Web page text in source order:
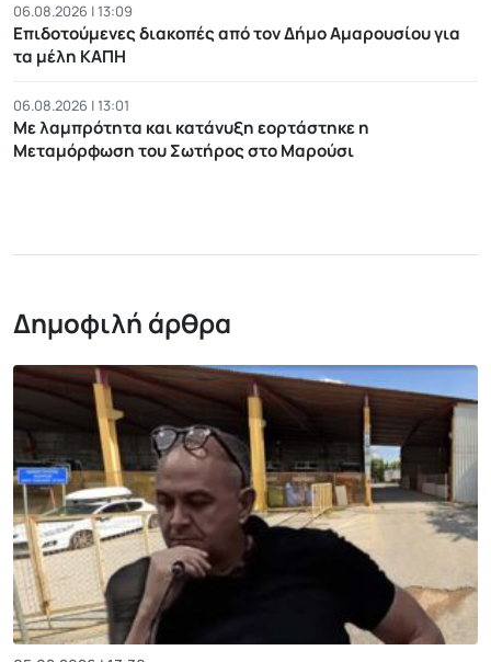
06.08.2026 | 13:09
Επιδοτούμενες διακοπές από τον Δήμο Αμαρουσίου για
τα μέλη ΚΑΠΗ
06.08.2026 | 13:01
Με λαμπρότητα και κατάνυξη εορτάστηκε η
Μεταμόρφωση του Σωτήρος στο Μαρούσι
Δημοφιλή άρθρα